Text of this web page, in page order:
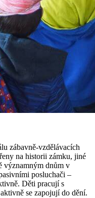
zábavně-vzdělávacích
na historii zámku, jiné
významným dnům v
posluchači –
Děti pracují s
se zapojují do dění.